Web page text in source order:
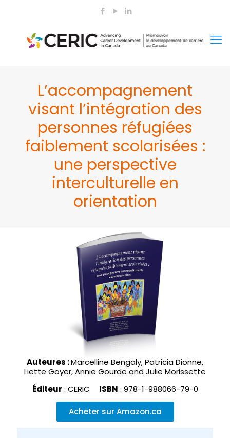
L’accompagnement
visant l’intégration des
personnes réfugiées
faiblement scolarisées :
une perspective
interculturelle en
orientation
Auteures :Marcelline Bengaly, Patricia Dionne,
Liette Goyer, Annie Gourde and Julie Morissette
Éditeur : CERIC ISBN : 978-1-988066-79-0
Acheter sur Amazon.ca